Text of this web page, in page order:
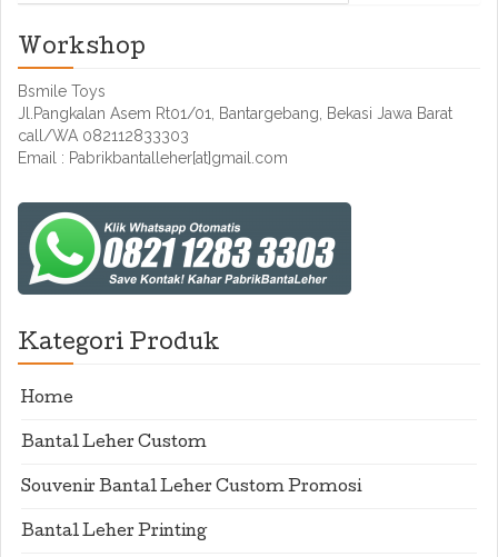
Workshop
Bsmile Toys
Jl.Pangkalan Asem Rt01/01, Bantargebang, Bekasi Jawa Barat
call/WA 082112833303
Email : Pabrikbantalleher[at]gmail.com
Kategori Produk
Home
Bantal Leher Custom
Souvenir Bantal Leher Custom Promosi
Bantal Leher Printing